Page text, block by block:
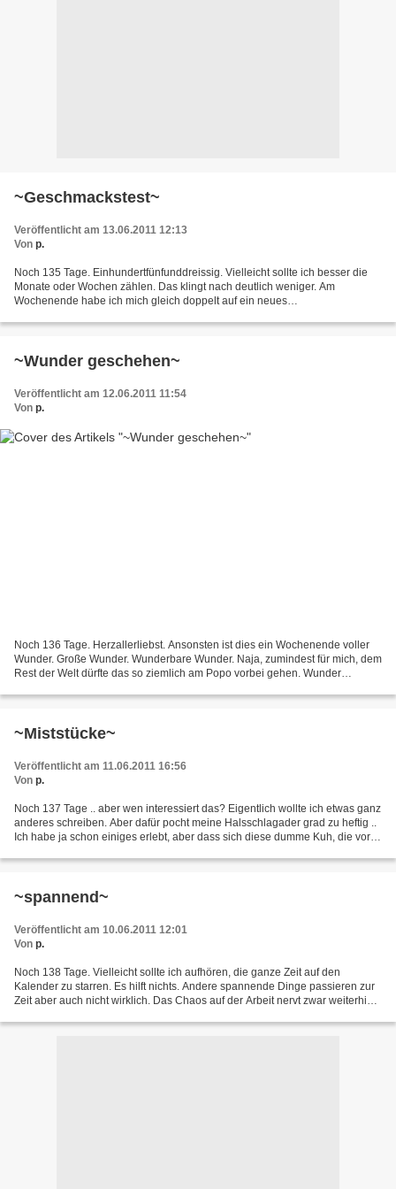
~Geschmackstest~
Veröffentlicht am 13.06.2011 12:13
Von p.
Noch 135 Tage. Einhundertfünfunddreissig. Vielleicht sollte ich besser die
Monate oder Wochen zählen. Das klingt nach deutlich weniger. Am
Wochenende habe ich mich gleich doppelt auf ein neues
~Wunder geschehen~
Veröffentlicht am 12.06.2011 11:54
Von p.
Noch 136 Tage. Herzallerliebst. Ansonsten ist dies ein Wochenende voller
Wunder. Große Wunder. Wunderbare Wunder. Naja, zumindest für mich, dem
Rest der Welt dürfte das so ziemlich am Popo vorbei gehen. Wunder
~Miststücke~
Veröffentlicht am 11.06.2011 16:56
Von p.
Noch 137 Tage .. aber wen interessiert das? Eigentlich wollte ich etwas ganz
anderes schreiben. Aber dafür pocht meine Halsschlagader grad zu heftig ..
Ich habe ja schon einiges erlebt, aber dass sich diese dumme Kuh, die vor
~spannend~
Veröffentlicht am 10.06.2011 12:01
Von p.
Noch 138 Tage. Vielleicht sollte ich aufhören, die ganze Zeit auf den
Kalender zu starren. Es hilft nichts. Andere spannende Dinge passieren zur
Zeit aber auch nicht wirklich. Das Chaos auf der Arbeit nervt zwar weiterhin